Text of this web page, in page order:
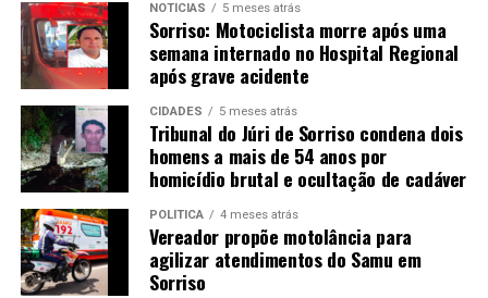
NOTÍCIAS 5 meses atrás
Sorriso: Motociclista morre após uma
semana internado no Hospital Regional
após grave acidente
CIDADES 5 meses atrás
Tribunal do Júri de Sorriso condena dois
homens a mais de 54 anos por
homicídio brutal e ocultação de cadáver
POLÍTICA 4 meses atrás
Vereador propõe motolância para
agilizar atendimentos do Samu em
Sorriso